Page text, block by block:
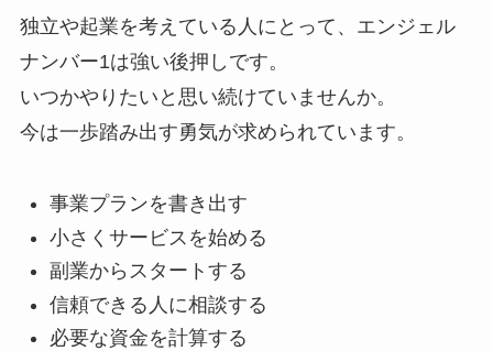
独立や起業を考えている人にとって、エンジェル
ナンバー1は強い後押しです。
いつかやりたいと思い続けていませんか。
今は一歩踏み出す勇気が求められています。
事業プランを書き出す
小さくサービスを始める
副業からスタートする
信頼できる人に相談する
必要な資金を計算する